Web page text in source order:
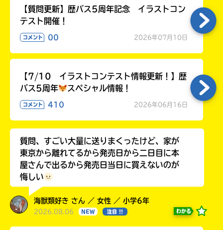
【質問更新】歴バス5周年記念 イラストコン
テスト開催！
コメント 00 2026年07月10日
【7/10 イラストコンテスト情報更新！】歴
バス5周年
スペシャル情報！
コメント 410 2026年06月16日
質問、すごい大量に送りまくったけど、家が
東京から離れてるから発売日から二日目に本
屋さんで出るから発売日当日に買えないのが
悔しい
海獣類好き さん ／ 女性 ／ 小学6年
2026.08.06 NEW 注目 !! わかる